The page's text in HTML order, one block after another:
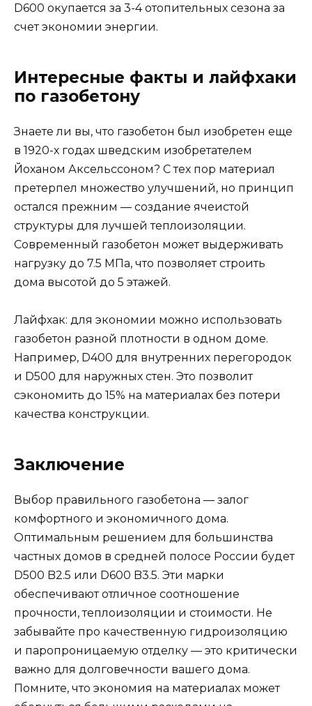
D600 окупается за 3-4 отопительных сезона за
счет экономии энергии.
Интересные факты и лайфхаки
по газобетону
Знаете ли вы, что газобетон был изобретен еще
в 1920-х годах шведским изобретателем
Йоханом Аксельссоном? С тех пор материал
претерпел множество улучшений, но принцип
остался прежним — создание ячеистой
структуры для лучшей теплоизоляции.
Современный газобетон может выдерживать
нагрузку до 7.5 МПа, что позволяет строить
дома высотой до 5 этажей.
Лайфхак: для экономии можно использовать
газобетон разной плотности в одном доме.
Например, D400 для внутренних перегородок
и D500 для наружных стен. Это позволит
сэкономить до 15% на материалах без потери
качества конструкции.
Заключение
Выбор правильного газобетона — залог
комфортного и экономичного дома.
Оптимальным решением для большинства
частных домов в средней полосе России будет
D500 B2.5 или D600 B3.5. Эти марки
обеспечивают отличное соотношение
прочности, теплоизоляции и стоимости. Не
забывайте про качественную гидроизоляцию
и паропроницаемую отделку — это критически
важно для долговечности вашего дома.
Помните, что экономия на материалах может